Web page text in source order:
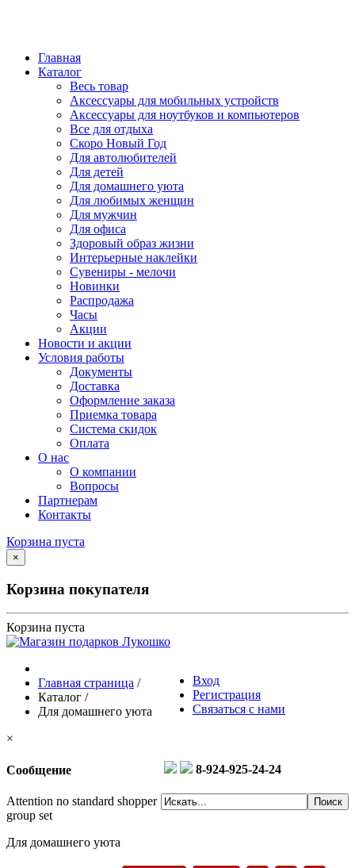
Главная
Каталог
Весь товар
Аксессуары для мобильных устройств
Аксессуары для ноутбуков и компьютеров
Все для отдыха
Скоро Новый Год
Для автолюбителей
Для детей
Для домашнего уюта
Для любимых женщин
Для мужчин
Для офиса
Здоровый образ жизни
Интерьерные наклейки
Сувениры - мелочи
Новинки
Распродажа
Часы
Акции
Новости и акции
Условия работы
Документы
Доставка
Оформление заказа
Приемка товара
Система скидок
Оплата
О нас
О компании
Вопросы
Партнерам
Контакты
Корзина пуста
×
Корзина покупателя
Корзина пуста
Вход
Регистрация
Связаться с нами
8-924-925-24-24
Главная страница /
Каталог /
Для домашнего уюта
×
Сообщение
Attention no standard shopper
group set
Для домашнего уюта